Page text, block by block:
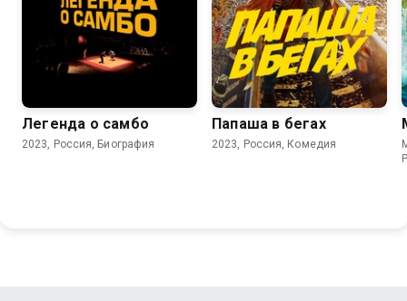
Легенда о самбо
2023, Россия, Биография
Папаша в бегах
2023, Россия, Комедия